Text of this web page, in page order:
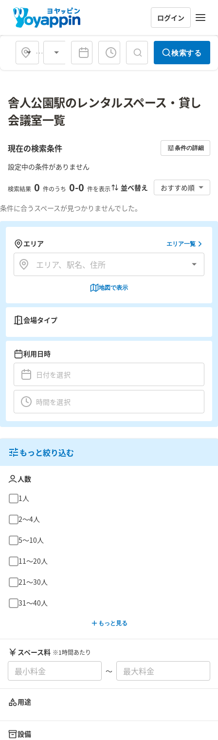
ログイン
会場タイプ 検索する
舎人公園駅のレンタルスペース・貸し
会議室一覧
現在の検索条件 条件の詳細
設定中の条件がありません
検索結果 0 件のうち 0-0 件を表示 並べ替え おすすめ順
条件に合うスペースが見つかりませんでした。
エリア エリア一覧
地図で表示
会場タイプ
利用日時
もっと絞り込む
人数
1人
2〜4人
5〜10人
11〜20人
21〜30人
31〜40人
もっと見る
スペース料 ※1時間あたり
〜
用途
設備